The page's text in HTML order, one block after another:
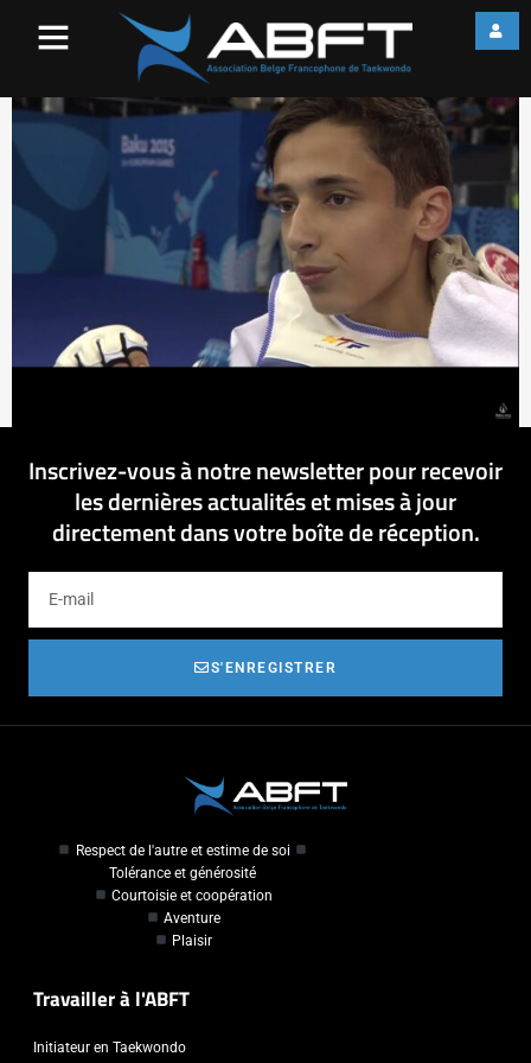
Inscrivez-vous à notre newsletter pour recevoir
les dernières actualités et mises à jour
directement dans votre boîte de réception.
S'ENREGISTRER
Respect de l'autre et estime de soi
Tolérance et générosité
Courtoisie et coopération
Aventure
Plaisir
Travailler à l'ABFT
Initiateur en Taekwondo